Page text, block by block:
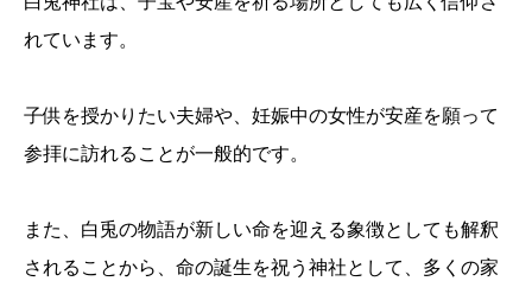
れています。
子供を授かりたい夫婦や、妊娠中の女性が安産を願って
参拝に訪れることが一般的です。
また、白兎の物語が新しい命を迎える象徴としても解釈
されることから、命の誕生を祝う神社として、多くの家